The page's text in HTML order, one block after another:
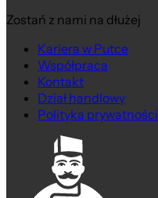
Zostań z nami na dłużej
Kariera w Putce
Współpraca
Kontakt
Dział handlowy
Polityka prywatności